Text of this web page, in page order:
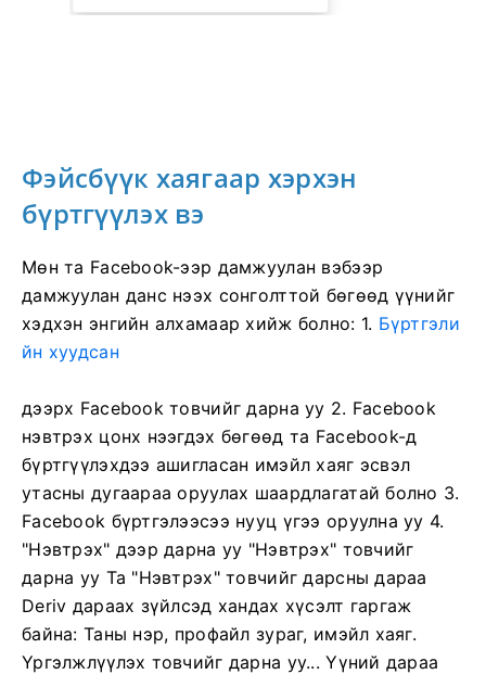
Фэйсбүүк хаягаар хэрхэн
бүртгүүлэх вэ
Мөн та Facebook-ээр дамжуулан вэбээр
дамжуулан данс нээх сонголттой бөгөөд үүнийг
хэдхэн энгийн алхамаар хийж болно: 1. Бүртгэли
йн хуудсан
дээрх Facebook товчийг дарна уу 2. Facebook
нэвтрэх цонх нээгдэх бөгөөд та Facebook-д
бүртгүүлэхдээ ашигласан имэйл хаяг эсвэл
утасны дугаараа оруулах шаардлагатай болно 3.
Facebook бүртгэлээсээ нууц үгээ оруулна уу 4.
"Нэвтрэх" дээр дарна уу "Нэвтрэх" товчийг
дарна уу Та "Нэвтрэх" товчийг дарсны дараа
Deriv дараах зүйлсэд хандах хүсэлт гаргаж
байна: Таны нэр, профайл зураг, имэйл хаяг.
Үргэлжлүүлэх товчийг дарна уу...Үүний дараа